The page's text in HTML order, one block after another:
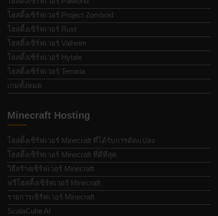
โฮสติ้งเซิร์ฟเวอร์ Project Zomboid
โฮสติ้งเซิร์ฟเวอร์ Rust
โฮสติ้งเซิร์ฟเวอร์ Valheim
โฮสติ้งเซิร์ฟเวอร์ Hytale
โฮสติ้งเซิร์ฟเวอร์ Terraria
เกมทั้งหมด
Minecraft Hosting
โฮสติ้งเซิร์ฟเวอร์ Minecraft ที่ได้รับการดัดแปลง
โฮสติ้งเซิร์ฟเวอร์ Minecraft ที่ดีที่สุด
วิธีสร้างเซิร์ฟเวอร์ Minecraft
ฟรีโฮสติ้งเซิร์ฟเวอร์ Minecraft
รายการเซิร์ฟเวอร์ Minecraft
ScalaCube AI